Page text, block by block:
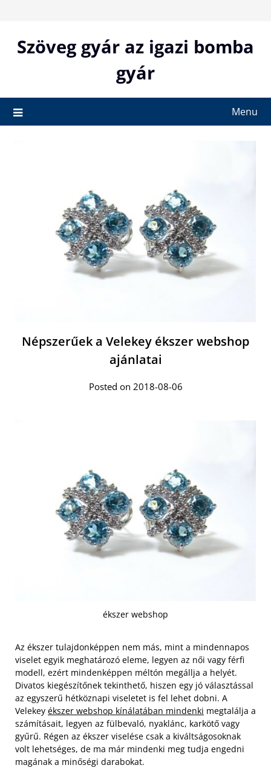
contentSzöveg gyár az igazi bomba
gyár
Menu
Népszerűek a Velekey ékszer webshop
ajánlatai
Posted on 2018-08-06
ékszer webshop
Az ékszer tulajdonképpen nem más, mint a mindennapos
viselet egyik meghatározó eleme, legyen az női vagy férfi
modell, ezért mindenképpen méltón megállja a helyét.
Divatos kiegészítőnek tekinthető, hiszen egy jó választással
az egyszerű hétköznapi viseletet is fel lehet dobni. A
Velekey ékszer webshop kínálatában mindenki megtalálja a
számításait, legyen az fülbevaló, nyaklánc, karkötő vagy
gyűrű. Régen az ékszer viselése csak a kiváltságosoknak
volt lehetséges, de ma már mindenki meg tudja engedni
magának a minőségi darabokat.